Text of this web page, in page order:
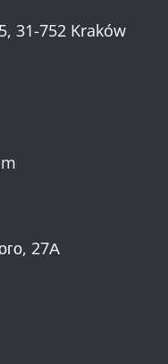
31-752 Kraków
27А